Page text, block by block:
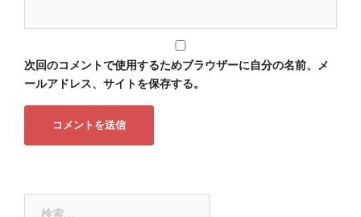
次回のコメントで使用するためブラウザーに自分の名前、メ
ールアドレス、サイトを保存する。